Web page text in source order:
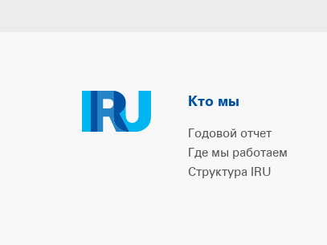
Кто мы
Годовой отчет
Где мы работаем
Структура IRU